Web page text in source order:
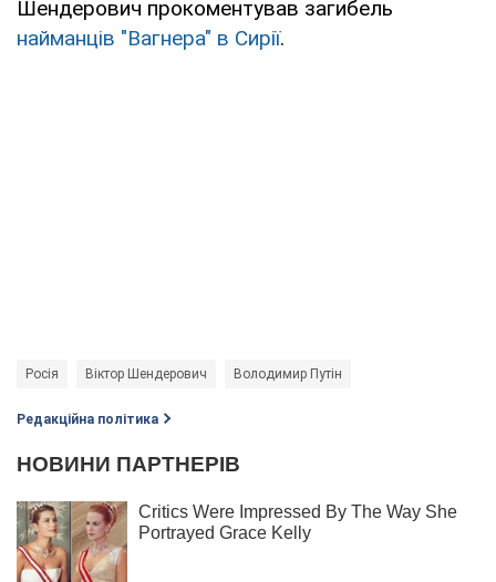
Шендерович прокоментував загибель
найманців "Вагнера" в Сирії.
Росія Віктор Шендерович Володимир Путін
Редакційна політика